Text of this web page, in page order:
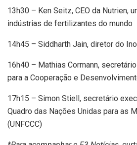
13h30 – Ken Seitz, CEO da Nutrien,
indústrias de fertilizantes do mundo
14h45 – Siddharth Jain, diretor do
16h40 – Mathias Cormann,
para a Cooperação e
17h15 – Simon Stiell, secretário
Quadro das Nações Unidas para as
(UNFCCC)